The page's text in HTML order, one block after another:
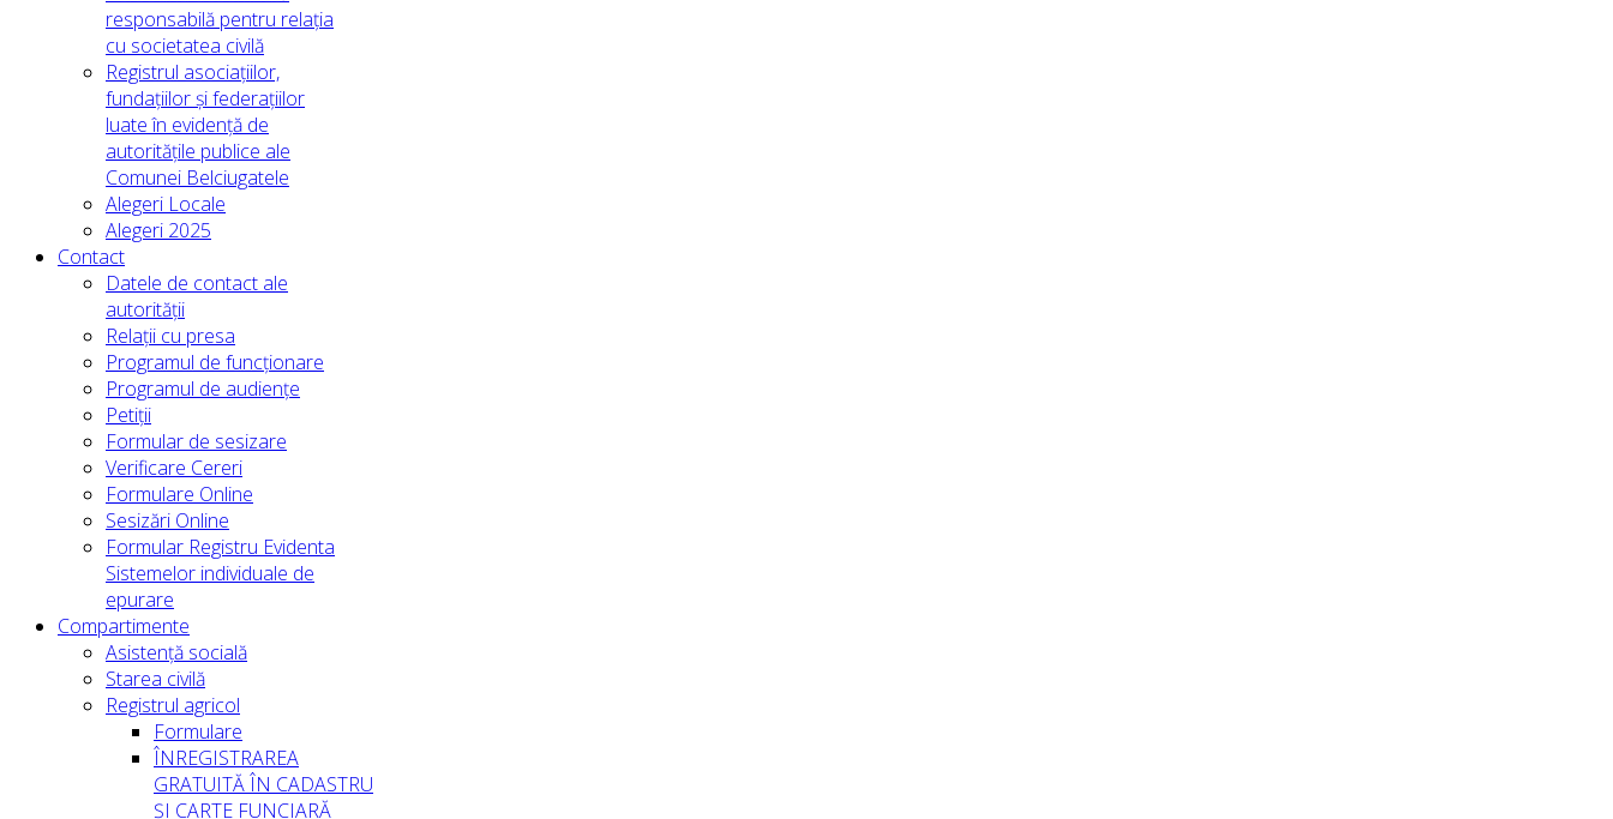
responsabilă pentru relația
cu societatea civilă
Registrul asociațiilor,
fundațiilor și federațiilor
luate în evidență de
autoritățile publice ale
Comunei Belciugatele
Alegeri Locale
Alegeri 2025
Contact
Datele de contact ale
autorității
Relații cu presa
Programul de funcționare
Programul de audiențe
Petiții
Formular de sesizare
Verificare Cereri
Formulare Online
Sesizări Online
Formular Registru Evidenta
Sistemelor individuale de
epurare
Compartimente
Asistență socială
Starea civilă
Registrul agricol
Formulare
ÎNREGISTRAREA
GRATUITĂ ÎN CADASTRU
ȘI CARTE FUNCIARĂ